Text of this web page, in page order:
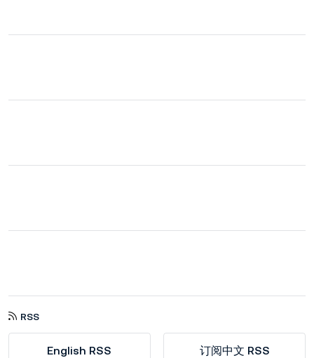
RSS
English RSS 订阅中文 RSS